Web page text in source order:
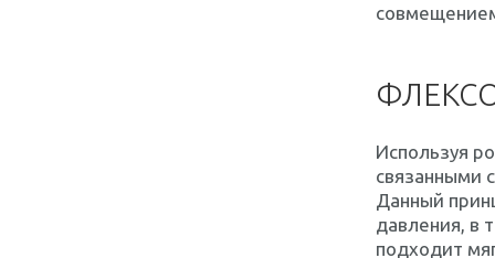
Используя
связанными
Данный
давления, в
подходит